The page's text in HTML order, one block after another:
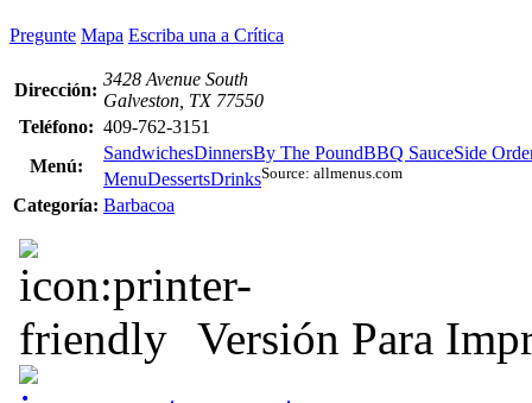
Pregunte Mapa Escriba una a Crítica
Dirección:
3428 Avenue South
Galveston, TX 77550
Teléfono: 409-762-3151
Menú:
SandwichesDinnersBy The PoundBBQ SauceSide
MenuDessertsDrinksSource: allmenus.com
Categoría: Barbacoa
Versión Para